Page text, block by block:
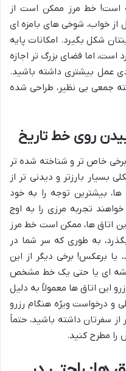
است! خط مرز ممکن است از
خواب، شوخی های بامزه ای
شکل بگیرد. امکانات پایه
است، اما فضای بزرگ تر اجازه
عمل بیشتری داشته باشید.
جمعی بی نظیر، طراحی شده
روی خط تاریخ
برخی خاص تر و شناخته شده تر
بسیار بارزتر و دیدنی تر از
بیشترین توجه را به خود
تجربه مرزی را به اوج
اتاق ها، ممکن است خط مرز
به طوری که سر شما در
یا برعکس! برخی دیگر از این
شیشه ای یا حتی یک خط مشخص
این اتاق ها معمولاً به دلیل
و درخواست ویژه هنگام رزرو
از سفرتان داشته باشید، حتماً
را مطرح کنید.